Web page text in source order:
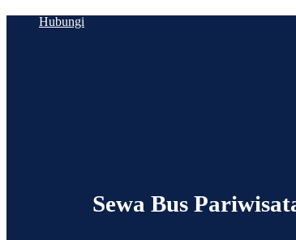
Hubungi
Sewa Bus